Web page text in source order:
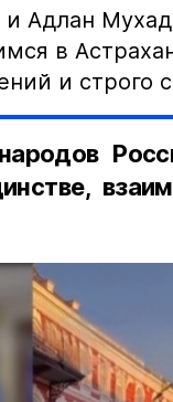
Адлан
в
и строго